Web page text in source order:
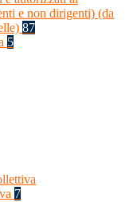
e non dirigenti) (da
87
5
7